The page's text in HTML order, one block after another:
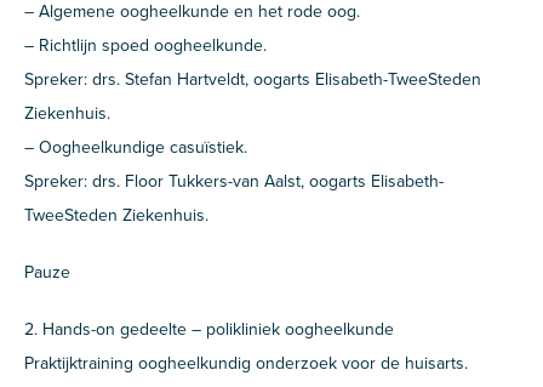
– Algemene oogheelkunde en het rode oog.
– Richtlijn spoed oogheelkunde.
Spreker: drs. Stefan Hartveldt, oogarts Elisabeth-TweeSteden
Ziekenhuis.
– Oogheelkundige casuïstiek.
Spreker: drs. Floor Tukkers-van Aalst, oogarts Elisabeth-
TweeSteden Ziekenhuis.
Pauze
2. Hands-on gedeelte – polikliniek oogheelkunde
Praktijktraining oogheelkundig onderzoek voor de huisarts.